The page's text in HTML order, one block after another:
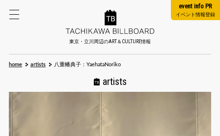
東京・立川周辺のART＆CULTURE情報
event info PR
イベント情報登録
home artists 八重幡典子：YaehataNoriko
artists